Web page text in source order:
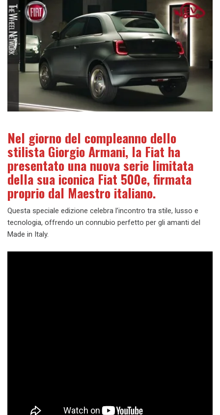
Nel giorno del compleanno dello
stilista Giorgio Armani, la Fiat ha
presentato una nuova serie limitata
della sua iconica Fiat 500e, firmata
proprio dal Maestro italiano.
Questa speciale edizione celebra l’incontro tra stile, lusso e
tecnologia, offrendo un connubio perfetto per gli amanti del
Made in Italy.